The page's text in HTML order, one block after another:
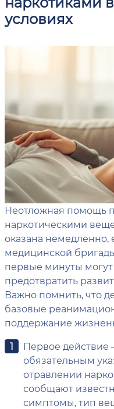
условиях
Неотложная помощь
наркотическими
оказана немедленно,
медицинской
первые минуты
предотвратить
Важно помнить, что
базовые
поддержание
Первое
обязательным
отравлении
сообщают
симптомы, тип